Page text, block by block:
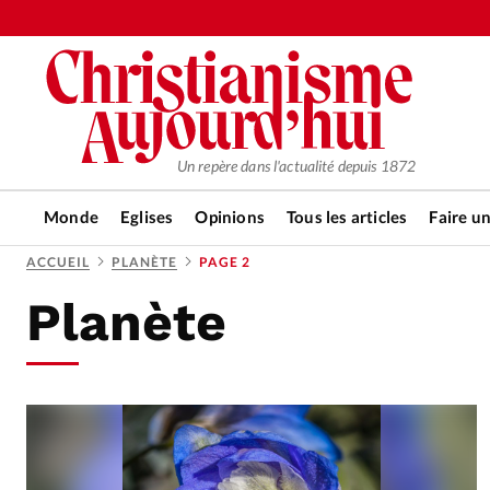
Un repère dans l'actualité depuis 1872
Monde Eglises Opinions Tous les articles Faire
RUBRIQUES
Tous les articles
Actualité internationale
ACCUEIL PLANÈTE PAGE 2
Planète